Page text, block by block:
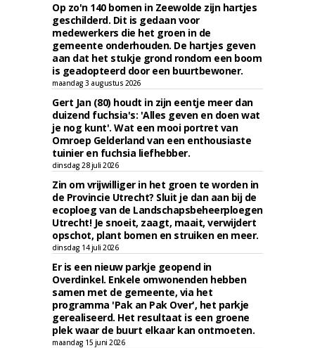
Op zo'n 140 bomen in Zeewolde zijn hartjes
geschilderd. Dit is gedaan voor
medewerkers die het groen in de
gemeente onderhouden. De hartjes geven
aan dat het stukje grond rondom een boom
is geadopteerd door een buurtbewoner.
maandag 3 augustus 2026
Gert Jan (80) houdt in zijn eentje meer dan
duizend fuchsia's: 'Alles geven en doen wat
je nog kunt'. Wat een mooi portret van
Omroep Gelderland van een enthousiaste
tuinier en fuchsia liefhebber.
dinsdag 28 juli 2026
Zin om vrijwilliger in het groen te worden in
de Provincie Utrecht? Sluit je dan aan bij de
ecoploeg van de Landschapsbeheerploegen
Utrecht! Je snoeit, zaagt, maait, verwijdert
opschot, plant bomen en struiken en meer.
dinsdag 14 juli 2026
Er is een nieuw parkje geopend in
Overdinkel. Enkele omwonenden hebben
samen met de gemeente, via het
programma 'Pak an Pak Over', het parkje
gerealiseerd. Het resultaat is een groene
plek waar de buurt elkaar kan ontmoeten.
maandag 15 juni 2026